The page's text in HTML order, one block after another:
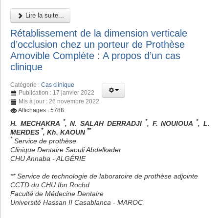
Lire la suite...
Rétablissement de la dimension verticale
d’occlusion chez un porteur de Prothèse
Amovible Complète : A propos d’un cas
clinique
Catégorie : Cas clinique
Publication : 17 janvier 2022
Mis à jour : 26 novembre 2022
Affichages : 5788
H. MECHAKRA *, N. SALAH DERRADJI *, F. NOUIOUA *, L.
MERDES *, Kh. KAOUN **
* Service de prothèse
Clinique Dentaire Saouli Abdelkader
CHU Annaba - ALGÉRIE
** Service de technologie de laboratoire de prothèse adjointe
CCTD du CHU Ibn Rochd
Faculté de Médecine Dentaire
Université Hassan II Casablanca - MAROC